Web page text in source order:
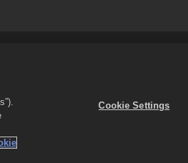
cookie
Inc. Tutti i diritti riservati. Il negozio di
dell'offerta e i prezzi variano a seconda
Cookie Settings